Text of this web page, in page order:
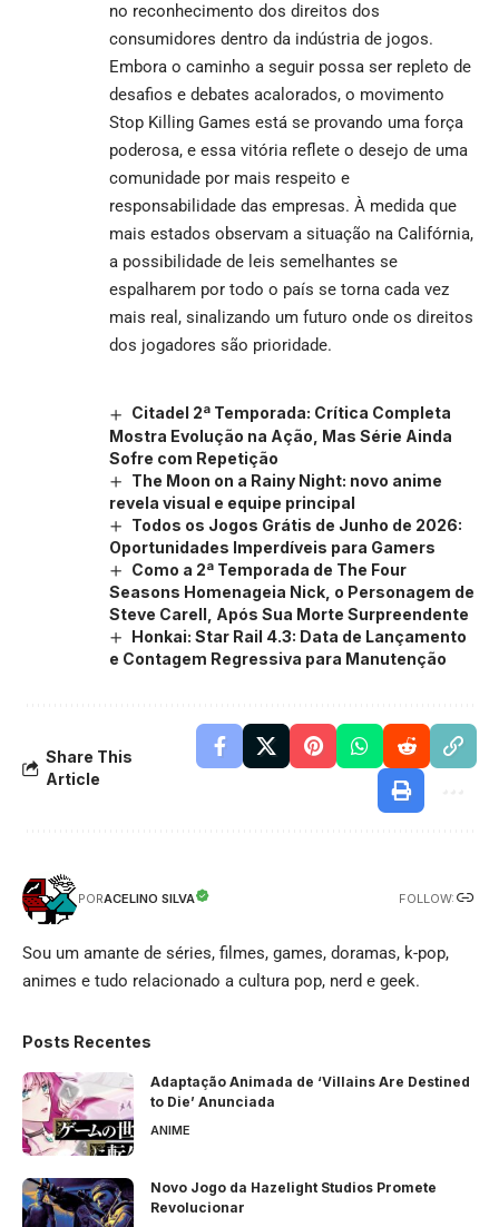
no reconhecimento dos direitos dos
consumidores dentro da indústria de jogos.
Embora o caminho a seguir possa ser repleto de
desafios e debates acalorados, o movimento
Stop Killing Games está se provando uma força
poderosa, e essa vitória reflete o desejo de uma
comunidade por mais respeito e
responsabilidade das empresas. À medida que
mais estados observam a situação na Califórnia,
a possibilidade de leis semelhantes se
espalharem por todo o país se torna cada vez
mais real, sinalizando um futuro onde os direitos
dos jogadores são prioridade.
Citadel 2ª Temporada: Crítica Completa
Mostra Evolução na Ação, Mas Série Ainda
Sofre com Repetição
The Moon on a Rainy Night: novo anime
revela visual e equipe principal
Todos os Jogos Grátis de Junho de 2026:
Oportunidades Imperdíveis para Gamers
Como a 2ª Temporada de The Four
Seasons Homenageia Nick, o Personagem de
Steve Carell, Após Sua Morte Surpreendente
Honkai: Star Rail 4.3: Data de Lançamento
e Contagem Regressiva para Manutenção
Share This
Article
PORACELINO SILVA FOLLOW:
Sou um amante de séries, filmes, games, doramas, k-pop,
animes e tudo relacionado a cultura pop, nerd e geek.
Posts Recentes
Adaptação Animada de ‘Villains Are Destined
to Die’ Anunciada
ANIME
Novo Jogo da Hazelight Studios Promete
Revolucionar